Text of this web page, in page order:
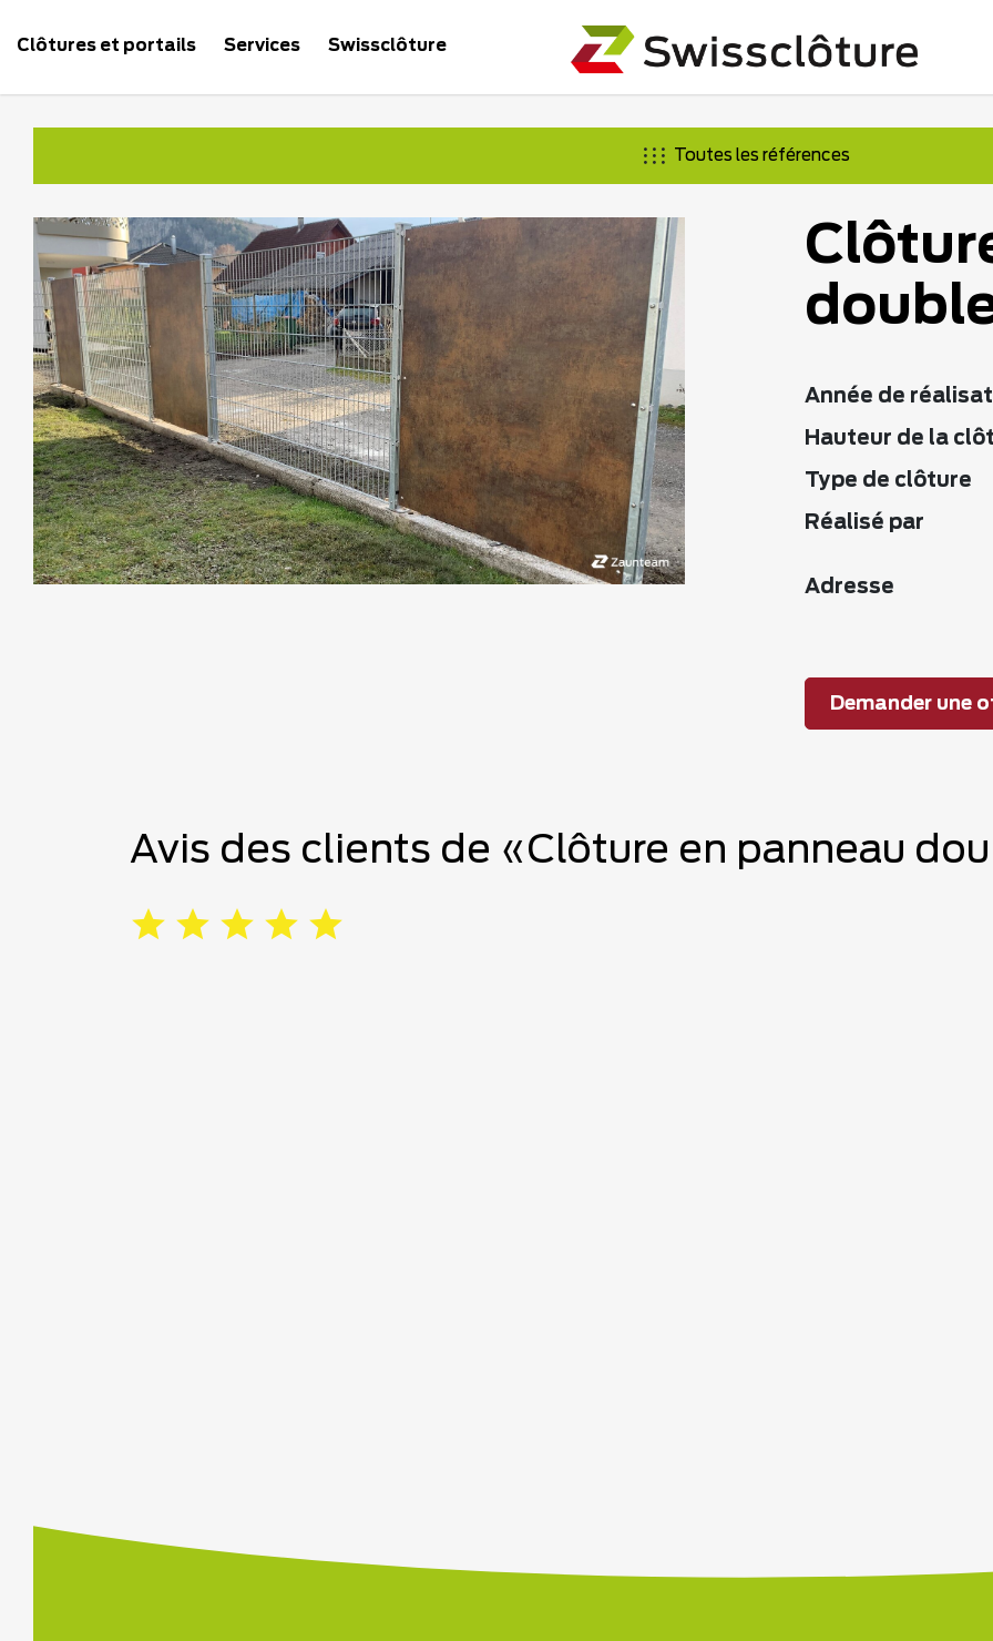
Clôtures et portails Services Swissclôture
Toutes les références
Année de
Hauteur de la
Type de clôture
Réalisé par
Adresse
Demander une
Avis des clients de «Clôture en panneau